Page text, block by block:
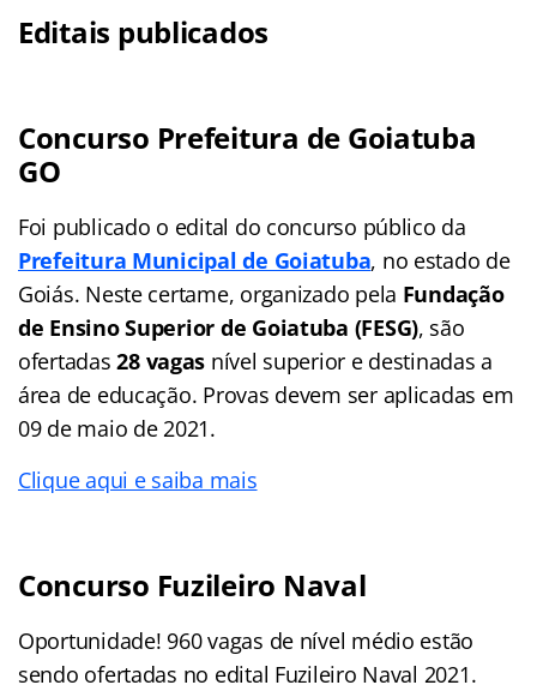
Editais publicados
Concurso Prefeitura de Goiatuba
GO
Foi publicado o edital do concurso público da
Prefeitura Municipal de Goiatuba, no estado de
Goiás. Neste certame, organizado pela Fundação
de Ensino Superior de Goiatuba (FESG), são
ofertadas28 vagas nível superior e destinadas a
área de educação. Provas devem ser aplicadas em
09 de maio de 2021.
Clique aqui e saiba mais
Concurso Fuzileiro Naval
Oportunidade! 960 vagas de nível médio estão
sendo ofertadas no edital Fuzileiro Naval 2021.